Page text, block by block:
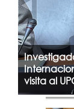
visita al